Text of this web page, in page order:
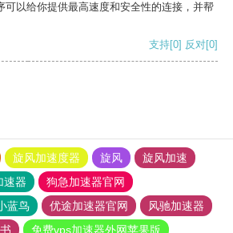
可以给你提供最高速度和安全性的连接，并帮
支持[0] 反对[0]
旋风加速度器 旋风
旋风加速
速器
狗急加速器官网
蓝鸟 优途加速器官网
风驰加速器
免费vps加速器外网苹果版